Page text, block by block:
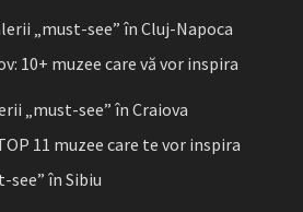
„must-see” în Cluj-Napoca
10+ muzee care vă vor inspira
„must-see” în Craiova
11 muzee care te vor inspira
see” în Sibiu